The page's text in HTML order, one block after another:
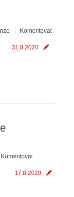
Komentovat
31.8.2020
Komentovat
17.8.2020